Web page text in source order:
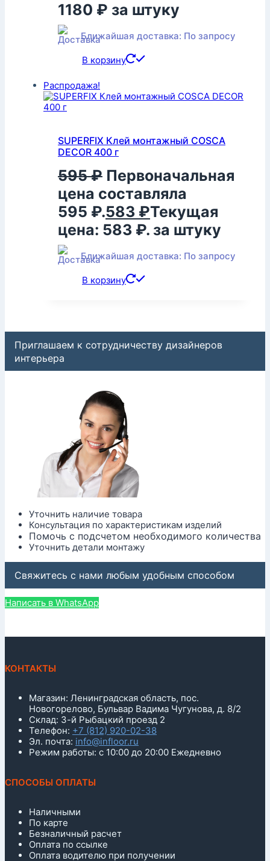
1180 ₽ за штуку
Ближайшая доставка: По запросу
В корзину
Распродажа!
SUPERFIX Клей монтажный COSCA
DECOR 400 г
595₽ Первоначальная
цена составляла
595 ₽.583 ₽Текущая
цена: 583 ₽. за штуку
Ближайшая доставка: По запросу
В корзину
Приглашаем к сотрудничеству дизайнеров
интерьера
Уточнить наличие товара
Консультация по характеристикам изделий
Помочь с подсчетом необходимого количества
Уточнить детали монтажу
Свяжитесь с нами любым удобным способом
Написать в WhatsApp
КОНТАКТЫ
Магазин: Ленинградская область, пос.
Новогорелово, Бульвар Вадима Чугунова, д. 8/2
Склад: 3-й Рыбацкий проезд 2
Телефон: +7 (812) 920-02-38
Эл. почта: info@infloor.ru
Режим работы: с 10:00 до 20:00 Ежедневно
СПОСОБЫ ОПЛАТЫ
Наличными
По карте
Безналичный расчет
Оплата по ссылке
Оплата водителю при получении